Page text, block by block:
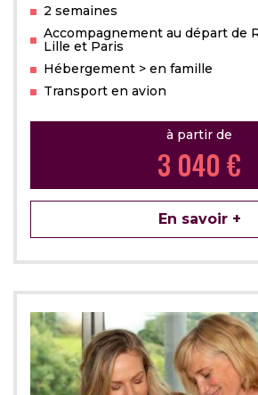
2 semaines
Accompagnement au départ de
Lille et Paris
Hébergement > en famille
Transport en avion
à partir de
3 040 €
En savoir +